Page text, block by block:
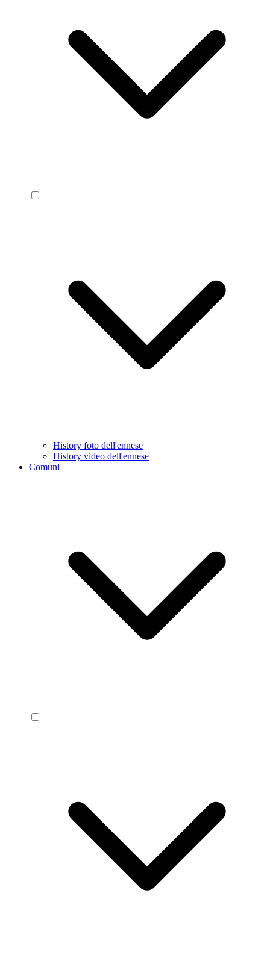
History foto dell'ennese
History video dell'ennese
Comuni